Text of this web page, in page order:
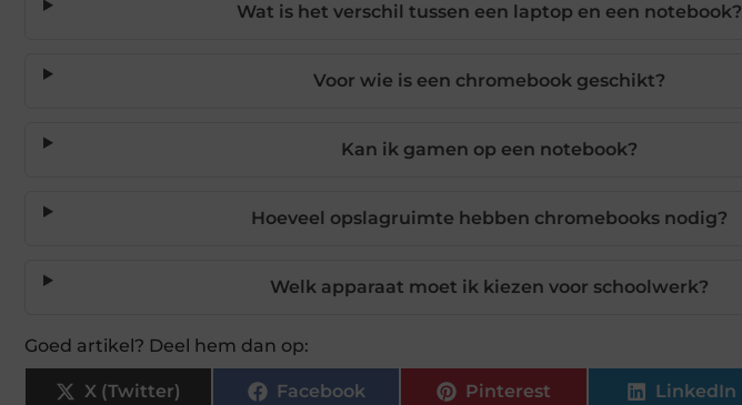
Wat is het verschil tussen een laptop en een notebook?
Voor wie is een chromebook geschikt?
Kan ik gamen op een notebook?
Hoeveel opslagruimte hebben chromebooks nodig?
Welk apparaat moet ik kiezen voor schoolwerk?
Goed artikel? Deel hem dan op:
X (Twitter) Facebook Pinterest LinkedIn